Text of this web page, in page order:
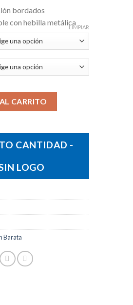
bordados
con hebilla metálica
LIMPIAR
CARRITO
CANTIDAD -
LOGO
Barata